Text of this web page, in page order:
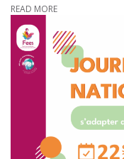
READ MORE